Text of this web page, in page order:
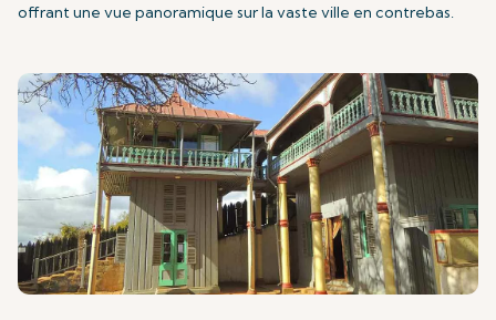
offrant une vue panoramique sur la vaste ville en contrebas.